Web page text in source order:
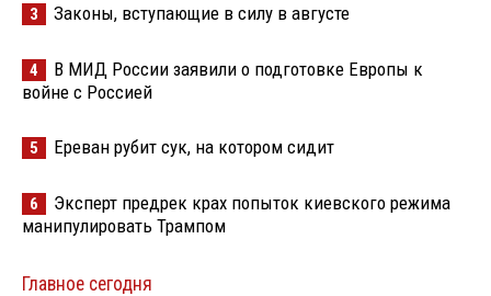
3 Законы, вступающие в силу в августе
4
В МИД России заявили о подготовке Европы к
войне с Россией
5 Ереван рубит сук, на котором сидит
6
Эксперт предрек крах попыток киевского режима
манипулировать Трампом
Главное сегодня